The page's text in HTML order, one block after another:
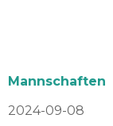
Mannschaften
2024-09-08